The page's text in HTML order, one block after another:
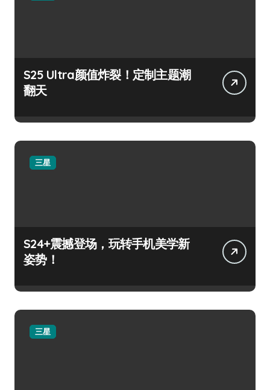
S25 Ultra颜值炸裂！定制主题潮
翻天
三星
S24+震撼登场，玩转手机美学新
姿势！
三星